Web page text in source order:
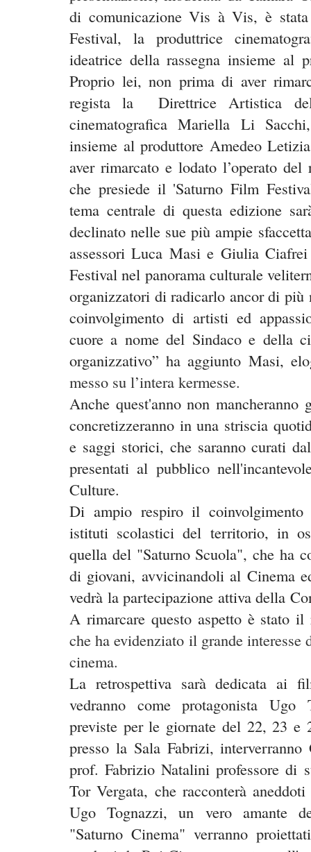
di comunicazione Vis à Vis, è
Festival, la produttrice
ideatrice della rassegna insieme al
Proprio lei, non prima di aver
regista la
Direttrice Artistica
cinematografica Mariella Li
insieme alproduttore Amedeo
aver rimarcato e lodato l’operato
che presiede il 'Saturno Film
tema centrale di questa edizione
declinato nelle sue più ampie
assessori Luca Masi e Giulia
Festival nel panorama culturale
organizzatori di radicarlo ancor di
coinvolgimento di artisti ed
cuore a nome del Sindaco e della
organizzativo” ha aggiunto Masi,
messo su l’intera kermesse.
Anche quest'anno non
concretizzeranno in una striscia
e saggi storici, che saranno curati
presentati al pubblico
Culture.
Di ampio respiro il
istituti scolastici del territorio, in
quella del "Saturno Scuola", che ha
di giovani, avvicinandoli al Cinema
vedrà la partecipazione attiva della
A rimarcare questo aspetto è stato
che ha evidenziato il grande
cinema.
La retrospettiva sarà dedicata ai
vedranno come protagonista Ugo
previste per le giornate del 22, 23 e
presso la Sala Fabrizi,
prof. Fabrizio Nataliniprofessore di
Tor Vergata, che racconterà
Ugo Tognazzi, un vero amante
"Saturno Cinema" verranno